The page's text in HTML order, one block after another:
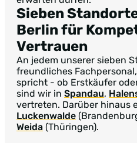
Sieben
Berlin für
Vertrauen
An jedem unserer sieben
freundliches
spricht - ob Erstkäufer
sind wir in Spandau,
vertreten. Darüber hinaus
Luckenwalde
Weida (Thüringen).